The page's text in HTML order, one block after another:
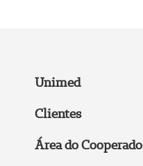
Unimed
Clientes
Área do Cooperado